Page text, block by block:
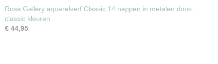
Rosa Gallery aquarelverf Classic 14 nappen in metalen doos,
classic kleuren
€ 44,95